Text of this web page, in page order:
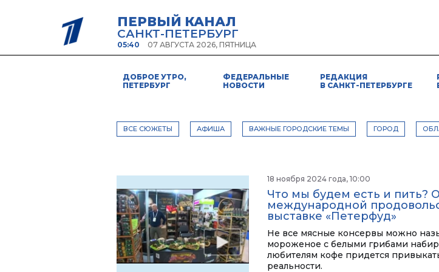
ПЕРВЫЙ КАНАЛ
САНКТ-ПЕТЕРБУРГ
05:40 07 АВГУСТА 2026, ПЯТНИЦА
ДОБРОЕ УТРО,
ПЕТЕРБУРГ
ФЕДЕРАЛЬНЫЕ
НОВОСТИ
РЕДАКЦИЯ
В САНКТ-ПЕТЕРБУРГЕ
ВСЕ СЮЖЕТЫ АФИША ВАЖНЫЕ ГОРОДСКИЕ ТЕМЫ ГОРОД
18 ноября 2024 года, 10:00
Что мы будем есть и пить? О
международной
выставке «Петерфуд»
Не все мясные консервы можно
мороженое с белыми грибами
любителям кофе придется
реальности.